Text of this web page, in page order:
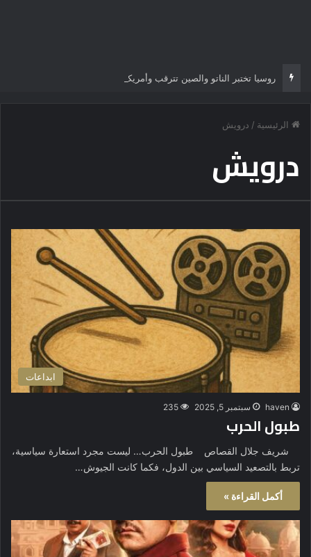
روسيا تختبر الناتو والصين تترقب وأمريكا أمام أخطر معركة إستراتيجية
الرئيسية / درويش
درويش
ابداعات
haven سبتمبر 5, 2025 235
طبول الحرب
شريف جلال القصاص طبول الحرب… ليست مجرد استعارة سياسية،
تربط بالتصعيد السياسي بين الدول، فكما كانت الجيوش…
أكمل القراءة »